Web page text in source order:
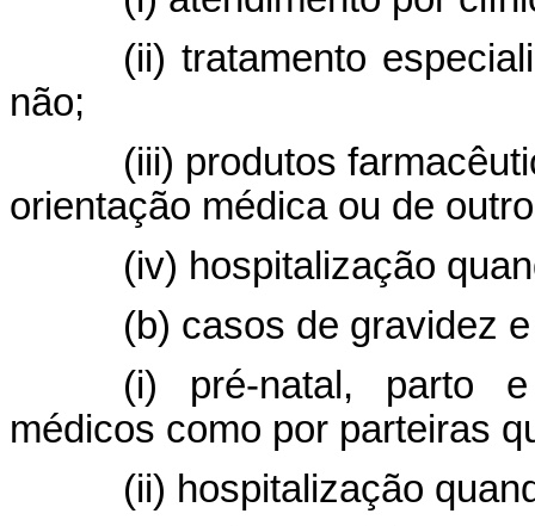
(ii) tratamento
não;
(iii) produtos
orientação médica ou de
(iv) hospitalização
(b) casos de gravidez
(i) pré-natal, parto
médicos como por parteiras
(ii) hospitalização